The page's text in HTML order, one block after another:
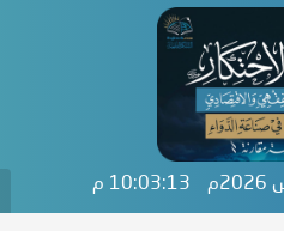
10:03:13 م